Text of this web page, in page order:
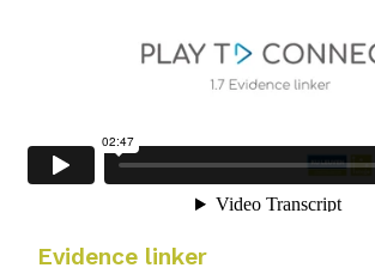
Evidence linker